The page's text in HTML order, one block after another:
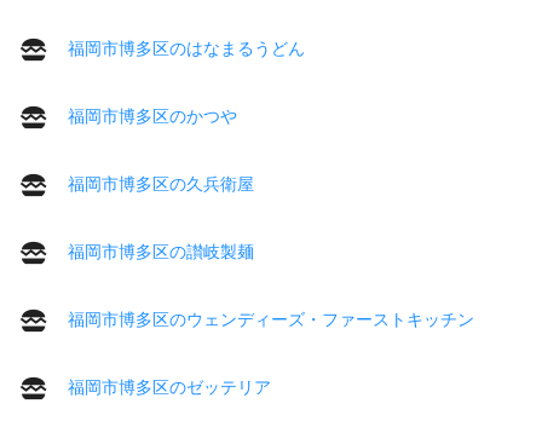
福岡市博多区のはなまるうどん
福岡市博多区のかつや
福岡市博多区の久兵衛屋
福岡市博多区の讃岐製麺
福岡市博多区のウェンディーズ・ファーストキッチン
福岡市博多区のゼッテリア